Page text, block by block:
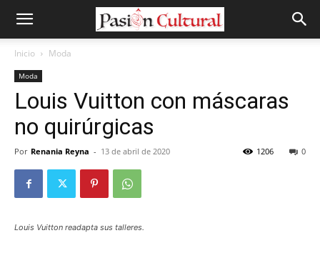
Inicio Moda
Moda
Louis Vuitton con máscaras
no quirúrgicas
Por Renania Reyna - 13 de abril de 2020 0
1206
Louis Vuitton readapta sus talleres.